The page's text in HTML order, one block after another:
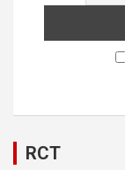
RCT